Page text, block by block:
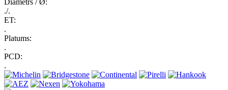
./.
ET:
.
Platums:
.
PCD:
.